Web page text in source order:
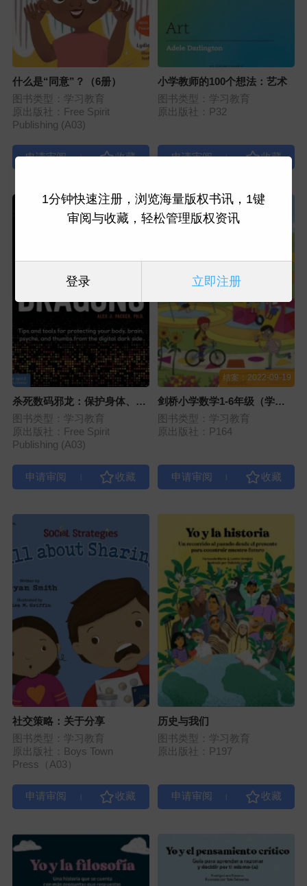
什么是“同意”？（6册）
图书类型：学习教育
原出版社：Free Spirit
Publishing (A03)
|
小学教师的100个想法：艺术
图书类型：学习教育
原出版社：P32
|
杀死数码邪龙：保护身体、大
脑、心理和拇指免受数字黑暗
面影响的技巧和工具
图书类型：学习教育
原出版社：Free Spirit
Publishing (A03)
结案：2022-09-19
剑桥小学数学1-6年级（学生
用书+练习册）
图书类型：学习教育
原出版社：P164
社交策略：关于分享
图书类型：学习教育
原出版社：Boys Town
Press（A03）
历史与我们
图书类型：学习教育
原出版社：P197
1分钟快速注册，浏览海量版权书讯，1键
审阅与收藏，轻松管理版权资讯
登录 立即注册